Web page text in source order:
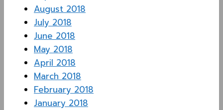
August 2018
July 2018
June 2018
May 2018
April 2018
March 2018
February 2018
January 2018